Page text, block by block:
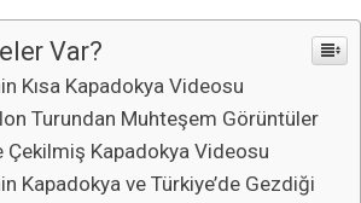
Var?
Kısa Kapadokya Videosu
Turundan Muhteşem Görüntüler
Çekilmiş Kapadokya Videosu
Kapadokya ve Türkiye’de Gezdiği